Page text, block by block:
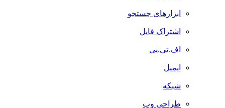
ابزارهای جستجو
اشتراک فایل
اف.تی.پی
ایمیل
شبکه
طراحی وب